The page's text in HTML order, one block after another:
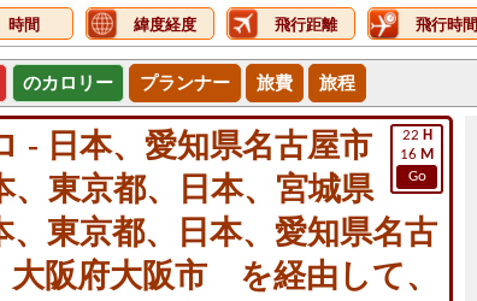
時間 緯度経度 飛行距離 飛行時間
のカロリー プランナー 旅費 旅程
22 H
16 M
Go
- 日本、愛知県名古屋市
、東京都、日本、宮城県
、東京都、日本、愛知県名古
大阪府大阪市 を経由して、